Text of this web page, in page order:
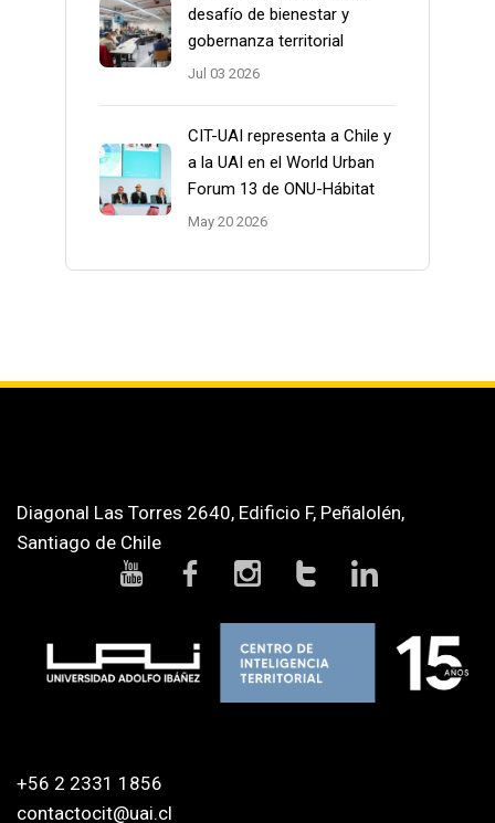
desafío de bienestar y
gobernanza territorial
Jul 03 2026
CIT-UAI representa a Chile y
a la UAI en el World Urban
Forum 13 de ONU-Hábitat
May 20 2026
Diagonal Las Torres 2640, Edificio F, Peñalolén,
Santiago de Chile
+56 2 2331 1856
contactocit@uai.cl